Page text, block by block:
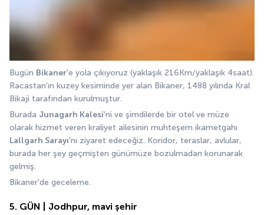
Bugün Bikaner'e yola çıkıyoruz (yaklaşık 216Km/yaklaşık 4saat).
Racastan'ın kuzey kesiminde yer alan Bikaner, 1488 yılında Kral
Bikaji tarafından kurulmuştur.
Burada Junagarh Kalesi'ni ve şimdilerde bir otel ve müze
Lallgarh Sarayı'nı ziyaret edeceğiz. Koridor, teraslar, avlular,
burada her şey geçmişten günümüze bozulmadan korunarak
gelmiş.
Bikaner'de geceleme.
5. GÜN | Jodhpur, mavi şehir